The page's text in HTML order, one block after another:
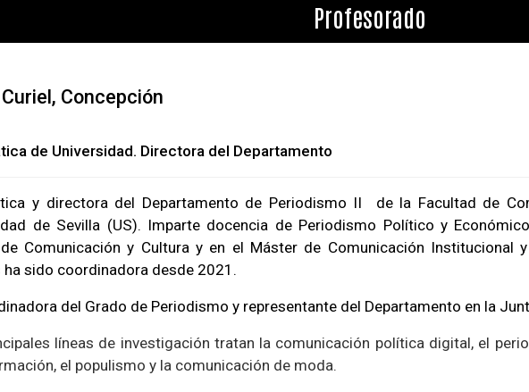
Profesorado
Concepción
de Universidad. Directora del Departamento
y directora del Departamento de Periodismo II
de la Facultad de
de Sevilla (US). Imparte docencia de Periodismo Político y
Comunicación y Cultura y en el Máster de Comunicación Institucional
ha sido coordinadora desde 2021.
del Grado de Periodismo y representante del Departamento en la
líneas de investigación tratan la comunicación política digital, el
el populismo y la comunicación de moda.